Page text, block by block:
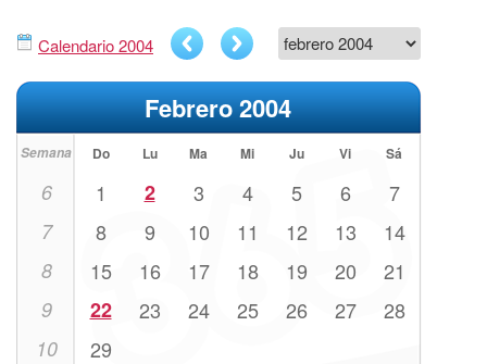
Calendario 2004
Febrero 2004
Semana Do Lu Ma Mi Ju Vi Sá
6 1 2 3 4 5 6 7
7 8 9 10 11 12 13 14
8 15 16 17 18 19 20 21
9 22 23 24 25 26 27 28
10 29